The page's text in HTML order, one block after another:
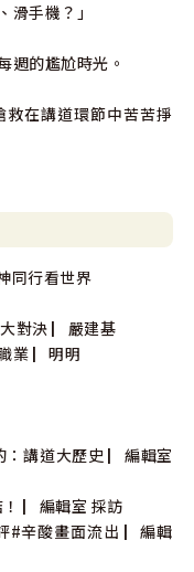
滑手機？」
週的尷尬時光。
在講道環節中苦苦掙
同行看世界
對決 ▏嚴建基
業 ▏明明
：講道大歷史 ▏編輯室
▏編輯室 採訪
#辛酸畫面流出 ▏編輯